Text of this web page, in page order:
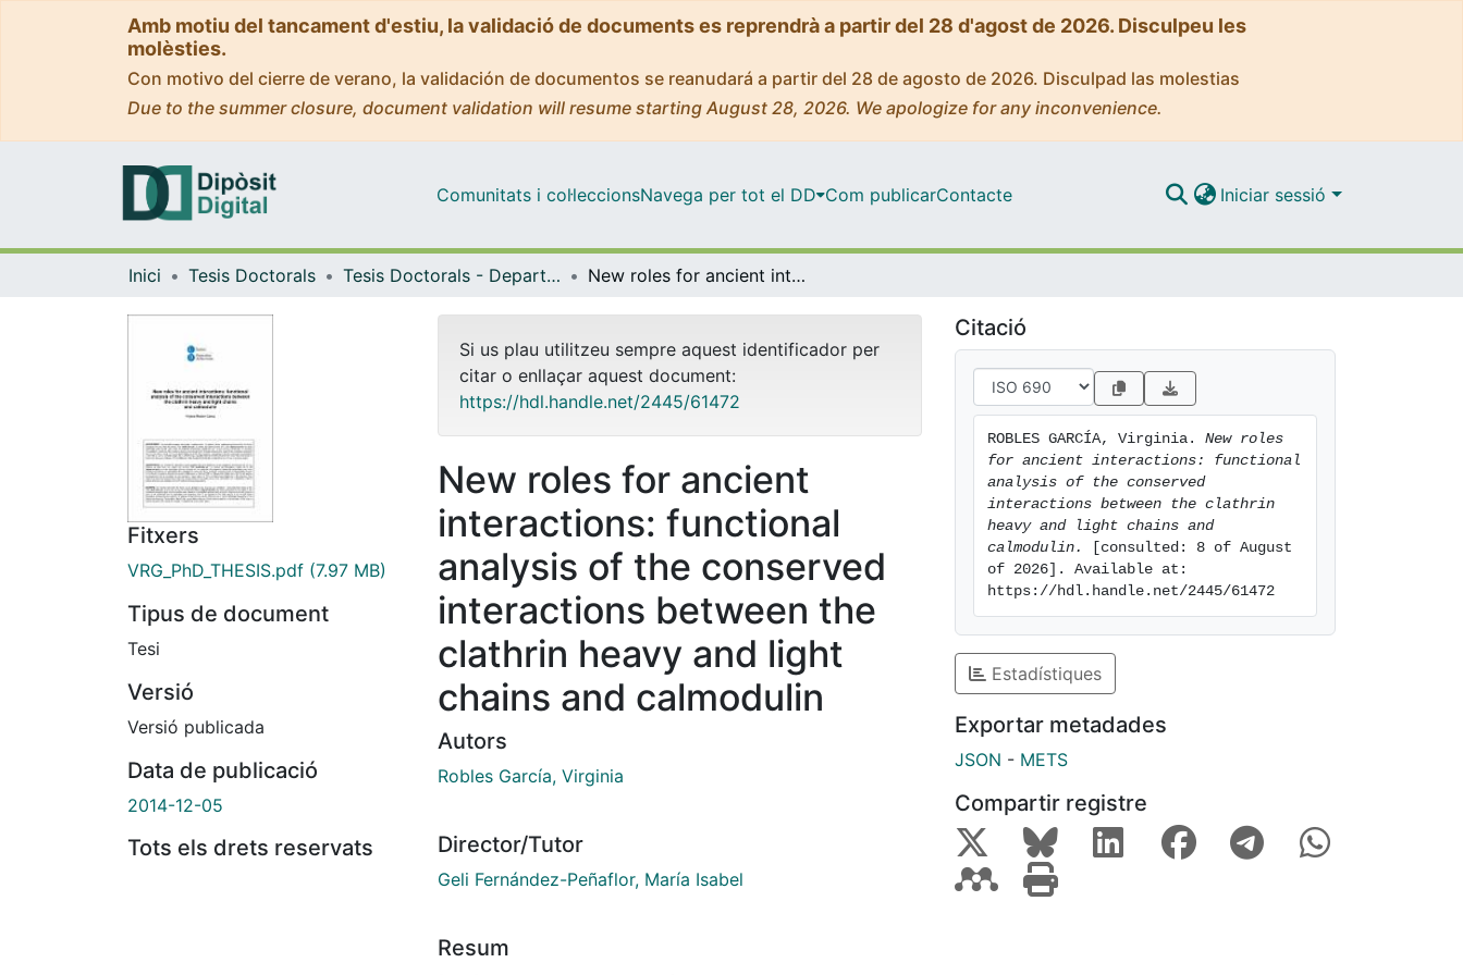
Amb motiu del tancament d'estiu, la validació de documents es reprendrà a partir del 28 d'agost de 2026. Disculpeu les
molèsties.
Con motivo del cierre de verano, la validación de documentos se reanudará a partir del 28 de agosto de 2026. Disculpad las molestias
Due to the summer closure, document validation will resume starting August 28, 2026. We apologize for any inconvenience.
Comunitats i col·leccionsNavega per tot el DD Com publicarContacte Iniciar sessió
Inici Tesis Doctorals Tesis Doctorals - Departament - Bioquímica i Biologia Molecular (Farmàcia) New roles for ancient interactions: functional analysis of the conserved interactions between the clathrin heavy and light chains and calmodulin
Fitxers
VRG_PhD_THESIS.pdf (7.97 MB)
Tipus de document
Tesi
Versió
Versió publicada
Data de publicació
2014-12-05
Tots els drets reservats
Si us plau utilitzeu sempre aquest identificador per
citar o enllaçar aquest document:
https://hdl.handle.net/2445/61472
New roles for ancient
interactions: functional
analysis of the conserved
interactions between the
clathrin heavy and light
chains and calmodulin
Autors
Robles García, Virginia
Director/Tutor
Geli Fernández-Peñaflor, María Isabel
Resum
Citació
ROBLES GARCÍA, Virginia. New roles
for ancient interactions: functional
analysis of the conserved
interactions between the clathrin
heavy and light chains and
calmodulin.
[consulted: 8 of August
of 2026]. Available at:
https://hdl.handle.net/2445/61472
Estadístiques
Exportar metadades
JSON - METS
Compartir registre